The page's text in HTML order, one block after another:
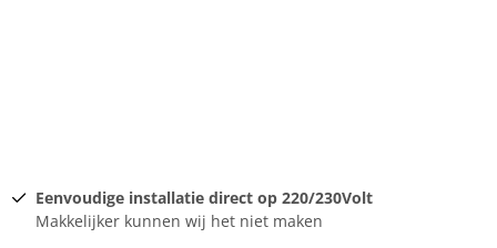
Eenvoudige installatie direct op 220/230Volt
Makkelijker kunnen wij het niet maken